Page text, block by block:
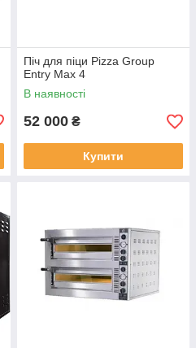
Піч для піци Pizza Group
Entry Max 4
В наявності
52 000 ₴
Купити